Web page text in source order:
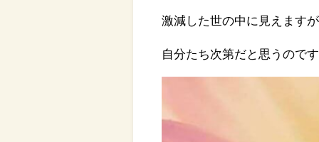
激減した世の中に見えますが
自分たち次第だと思うので